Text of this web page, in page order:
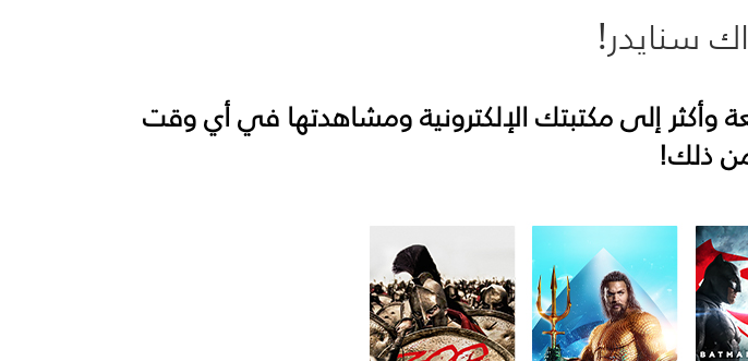
سنايدر!
وأكثر إلى مكتبتك الإلكترونية ومشاهدتها في أي وقت
من ذلك!